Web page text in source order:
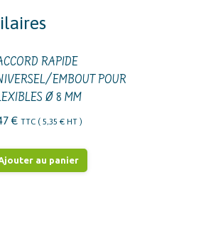
RAPIDE
EMBOUT POUR
Ø 8 MM
€ TTC ( 5,35 € HT )
au panier